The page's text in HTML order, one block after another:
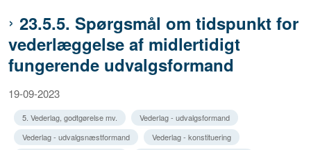
23.5.5. Spørgsmål om tidspunkt for
vederlæggelse af midlertidigt
fungerende udvalgsformand
19-09-2023
5. Vederlag, godtgørelse mv.
Vederlag - udvalgsformand
Vederlag - udvalgsnæstformand
Vederlag - konstituering